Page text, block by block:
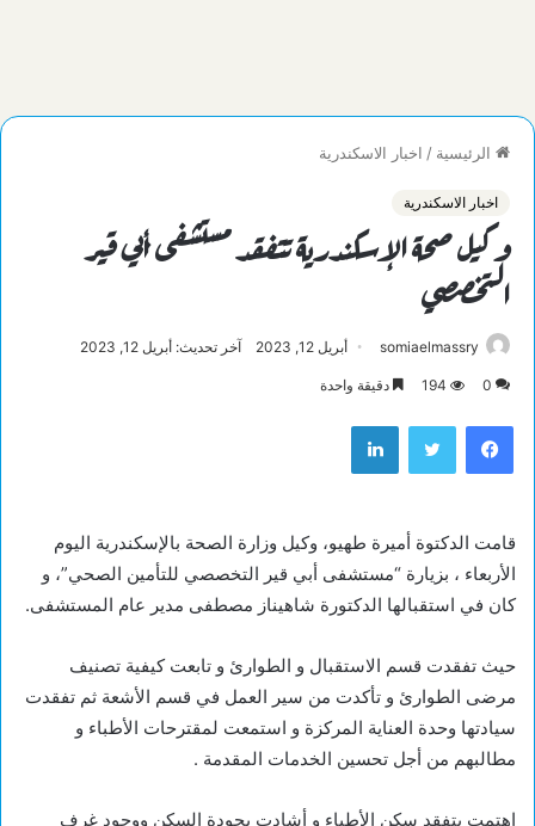
الرئيسية / اخبار الاسكندرية
اخبار الاسكندرية
وكيل صحة الإسكندرية تتفقد مستشفى أبي قير
التخصصي
somiaelmassry أبريل 12, 2023 آخر تحديث: أبريل 12, 2023
0
194 دقيقة واحدة
فيسبوك تويتر لينكدإن
قامت الدكتوة أميرة طهيو، وكيل وزارة الصحة بالإسكندرية اليوم
الأربعاء ، بزيارة “مستشفى أبي قير التخصصي للتأمين الصحي”، و
كان في استقبالها الدكتورة شاهيناز مصطفى مدير عام المستشفى.
حيث تفقدت قسم الاستقبال و الطوارئ و تابعت كيفية تصنيف
مرضى الطوارئ و تأكدت من سير العمل في قسم الأشعة ثم تفقدت
سيادتها وحدة العناية المركزة و استمعت لمقترحات الأطباء و
مطالبهم من أجل تحسين الخدمات المقدمة .
اهتمت بتفقد سكن الأطباء و أشادت بجودة السكن ووجود غرف